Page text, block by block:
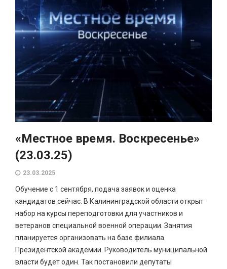
«Местное время. Воскресенье»
(23.03.25)
23.03.2025
Обучение с 1 сентября, подача заявок и оценка
кандидатов сейчас. В Калининградской области открыт
набор на курсы переподготовки для участников и
ветеранов специальной военной операции. Занятия
планируется организовать на базе филиала
Президентской академии. Руководитель муниципальной
власти будет один. Так постановили депутаты